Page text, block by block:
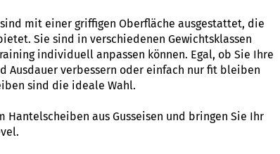
mit einer griffigen Oberfläche ausgestattet, die
Sie sind in verschiedenen Gewichtsklassen
individuell anpassen können. Egal, ob Sie Ihre
Ausdauer verbessern oder einfach nur fit bleiben
sind die ideale Wahl.
Hantelscheiben aus Gusseisen und bringen Sie Ihr